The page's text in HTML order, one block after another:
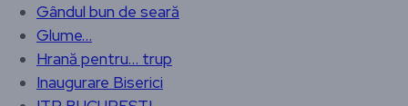
Gândul bun de seară
Glume…
Hrană pentru… trup
Inaugurare Biserici